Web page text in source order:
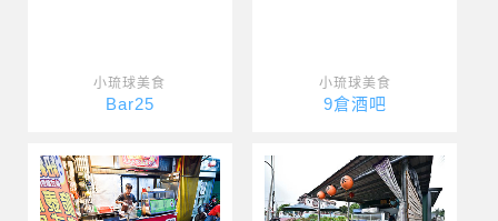
小琉球美食
Bar25
小琉球美食
9倉酒吧